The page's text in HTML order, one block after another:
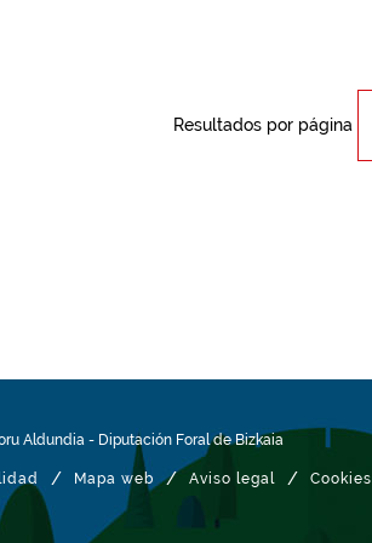
Resultados por página
Aldundia - Diputación Foral de Bizkaia
/ Mapa web / Aviso legal / Cookies